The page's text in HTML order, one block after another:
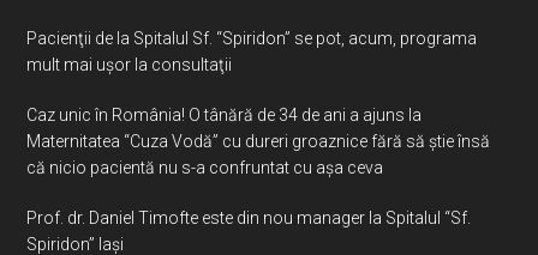
Pacienţii de la Spitalul Sf. “Spiridon” se pot, acum, programa
mult mai uşor la consultaţii
Caz unic în România! O tânără de 34 de ani a ajuns la
Maternitatea “Cuza Vodă” cu dureri groaznice fără să ştie însă
că nicio pacientă nu s-a confruntat cu așa ceva
Prof. dr. Daniel Timofte este din nou manager la Spitalul “Sf.
Spiridon” Iaşi